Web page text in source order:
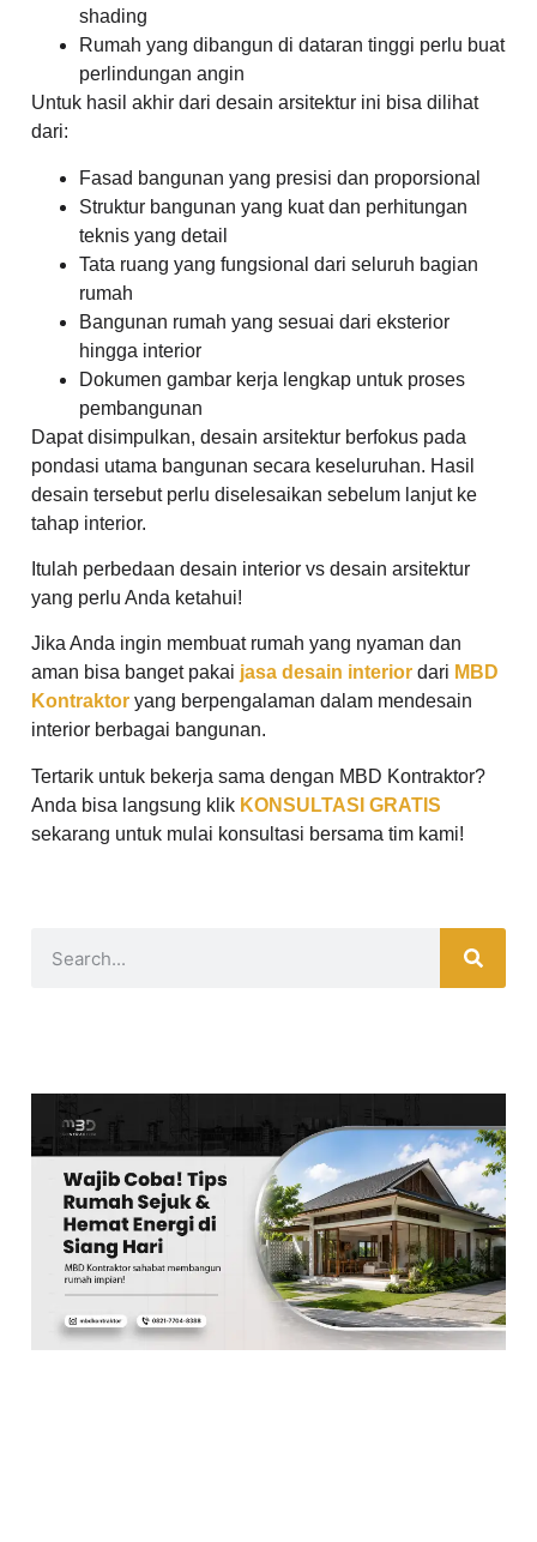
shading
Rumah yang dibangun di dataran tinggi perlu buat
perlindungan angin
Untuk hasil akhir dari desain arsitektur ini bisa dilihat
dari:
Fasad bangunan yang presisi dan proporsional
Struktur bangunan yang kuat dan perhitungan
teknis yang detail
Tata ruang yang fungsional dari seluruh bagian
rumah
Bangunan rumah yang sesuai dari eksterior
hingga interior
Dokumen gambar kerja lengkap untuk proses
pembangunan
Dapat disimpulkan, desain arsitektur berfokus pada
pondasi utama bangunan secara keseluruhan. Hasil
desain tersebut perlu diselesaikan sebelum lanjut ke
tahap interior.
Itulah perbedaan desain interior vs desain arsitektur
yang perlu Anda ketahui!
Jika Anda ingin membuat rumah yang nyaman dan
aman bisa banget pakai jasa desain interior dari MBD
Kontraktor yang berpengalaman dalam mendesain
interior berbagai bangunan.
Tertarik untuk bekerja sama dengan MBD Kontraktor?
Anda bisa langsung klik KONSULTASI GRATIS
sekarang untuk mulai konsultasi bersama tim kami!